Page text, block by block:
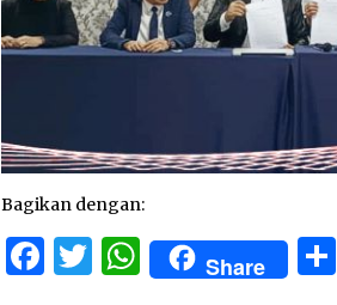
Bagikan dengan:
Facebook
Twitter
WhatsApp
Share